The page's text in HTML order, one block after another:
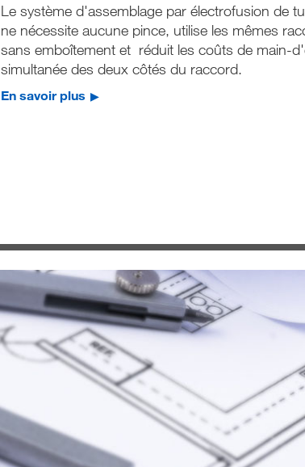
Le système d'assemblage par électrofusion de
ne nécessite aucune pince, utilise les mêmes
sans emboîtement et réduit les coûts de main-
simultanée des deux côtés du raccord.
En savoir plus